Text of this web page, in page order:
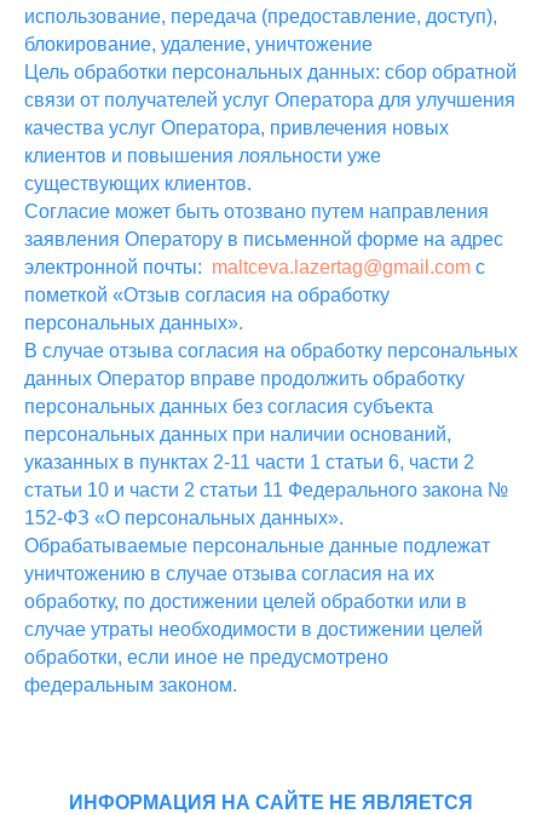
использование, передача (предоставление, доступ),
блокирование, удаление, уничтожение
Цель обработки персональных данных: сбор обратной
связи от получателей услуг Оператора для улучшения
качества услуг Оператора, привлечения новых
клиентов и повышения лояльности уже
существующих клиентов.
Согласие может быть отозвано путем направления
заявления Оператору в письменной форме на адрес
электронной почты: maltceva.lazertag@gmail.com с
пометкой «Отзыв согласия на обработку
персональных данных».
В случае отзыва согласия на обработку персональных
данных Оператор вправе продолжить обработку
персональных данных без согласия субъекта
персональных данных при наличии оснований,
указанных в пунктах 2-11 части 1 статьи 6, части 2
статьи 10 и части 2 статьи 11 Федерального закона №
152-ФЗ «О персональных данных».
Обрабатываемые персональные данные подлежат
уничтожению в случае отзыва согласия на их
обработку, по достижении целей обработки или в
случае утраты необходимости в достижении целей
обработки, если иное не предусмотрено
федеральным законом.
ИНФОРМАЦИЯ НА САЙТЕ НЕ ЯВЛЯЕТСЯ